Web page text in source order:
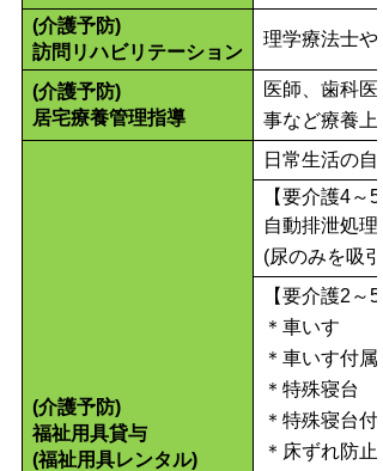
(介護予防)
訪問リハビリテーション
理学療法士
(介護予防)
居宅療養管理指導
医師、歯科
事など療養
(介護予防)
福祉用具貸与
(福祉用具レンタル)
日常生活の
【要介護4～
自動排泄処理
(尿のみを吸
【要介護2～
＊車いす
＊車いす付
＊特殊寝台
＊特殊寝台付
＊床ずれ防